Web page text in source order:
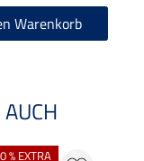
Warenkorb
% EXTRA